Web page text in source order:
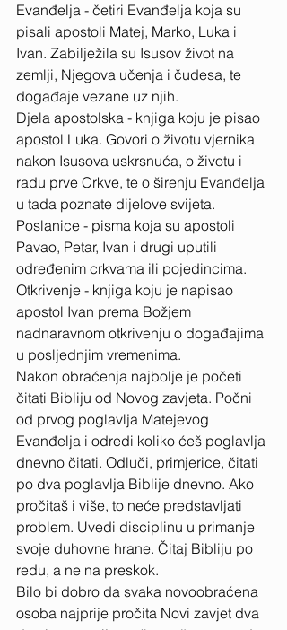
Evanđelja - četiri Evanđelja koja su
pisali apostoli Matej, Marko, Luka i
Ivan. Zabilježila su Isusov život na
zemlji, Njegova učenja i čudesa, te
događaje vezane uz njih.
Djela apostolska - knjiga koju je pisao
apostol Luka. Govori o životu vjernika
nakon Isusova uskrsnuća, o životu i
radu prve Crkve, te o širenju Evanđelja
u tada poznate dijelove svijeta.
Poslanice - pisma koja su apostoli
Pavao, Petar, Ivan i drugi uputili
određenim crkvama ili pojedincima.
Otkrivenje - knjiga koju je napisao
apostol Ivan prema Božjem
nadnaravnom otkrivenju o događajima
u posljednjim vremenima.
Nakon obraćenja najbolje je početi
čitati Bibliju od Novog zavjeta. Počni
od prvog poglavlja Matejevog
Evanđelja i odredi koliko ćeš poglavlja
dnevno čitati. Odluči, primjerice, čitati
po dva poglavlja Biblije dnevno. Ako
pročitaš i više, to neće predstavljati
problem. Uvedi disciplinu u primanje
svoje duhovne hrane. Čitaj Bibliju po
redu, a ne na preskok.
Bilo bi dobro da svaka novoobraćena
osoba najprije pročita Novi zavjet dva